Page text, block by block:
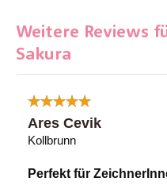
Weitere Reviews
Sakura
Ares Cevik
Kollbrunn
Perfekt für